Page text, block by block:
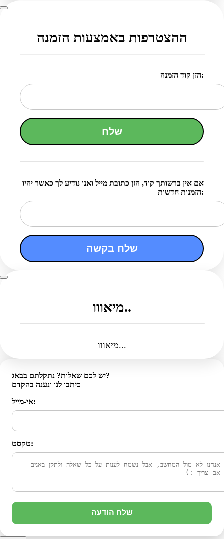
ההצטרפות באמצעות הזמנה
הזן קוד הזמנה:
שלח
אם אין ברשותך קוד, הזן כתובת מייל ואנו נודיע לך כאשר יהיו
הזמנות חדשות:
שלח בקשה
מיאווו..
מיאווו...
יש לכם שאלות? נתקלתם בבאג?
כיתבו לנו ונענה בהקדם
אי-מייל:
טקסט:
שלח הודעה